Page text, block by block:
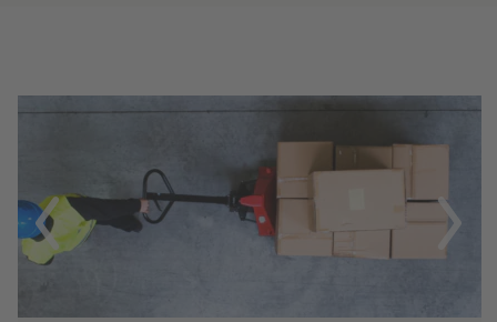
Previous Next